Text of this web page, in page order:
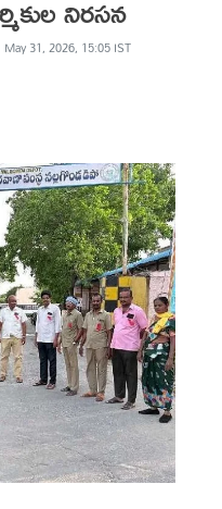
నిరసన
May 31, 2026, 15:05 IST